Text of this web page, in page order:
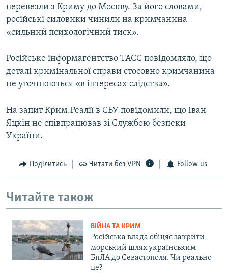
перевезли з Криму до Москву. За його словами,
російські силовики чинили на кримчанина
«сильний психологічний тиск».
Російське інформагентство ТАСС повідомляло, що
деталі кримінальної справи стосовно кримчанина
не уточнюються «в інтересах слідства».
На запит Крим.Реалії в СБУ повідомили, що Іван
Яцкін не співпрацював зі Службою безпеки
України.
Поділитись Читати без VPN Follow us
Читайте також
ВІЙНА ТА КРИМ
Російська влада обіцяє закрити
морський шлях українським
БпЛА до Севастополя. Чи реально
це?